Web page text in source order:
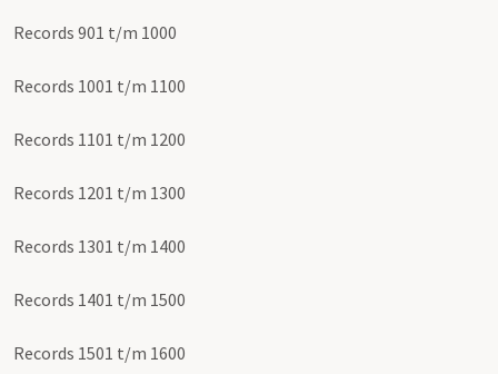
Records 901 t/m 1000
Records 1001 t/m 1100
Records 1101 t/m 1200
Records 1201 t/m 1300
Records 1301 t/m 1400
Records 1401 t/m 1500
Records 1501 t/m 1600